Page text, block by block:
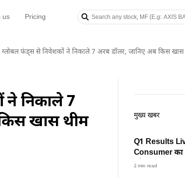
us Pricing
ग्लोबल फंड्स से निवेशकों ने निकाले 7 अरब डॉलर, जानिए अब किस खास
निकाले 7
खास थीम
मुख्य खबर
Q1 Results
Consumer का
और Oil India
2 min read